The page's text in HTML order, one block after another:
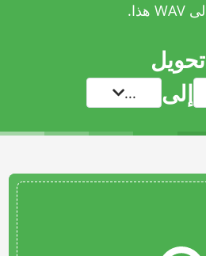
هذا.
تحويل
إلى ...